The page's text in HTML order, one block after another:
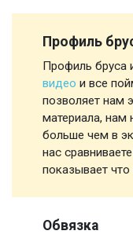
Профиль
Профиль бруса
видео и все
позволяет нам
материала, нам
больше чем в
нас
показывает
Обвязка